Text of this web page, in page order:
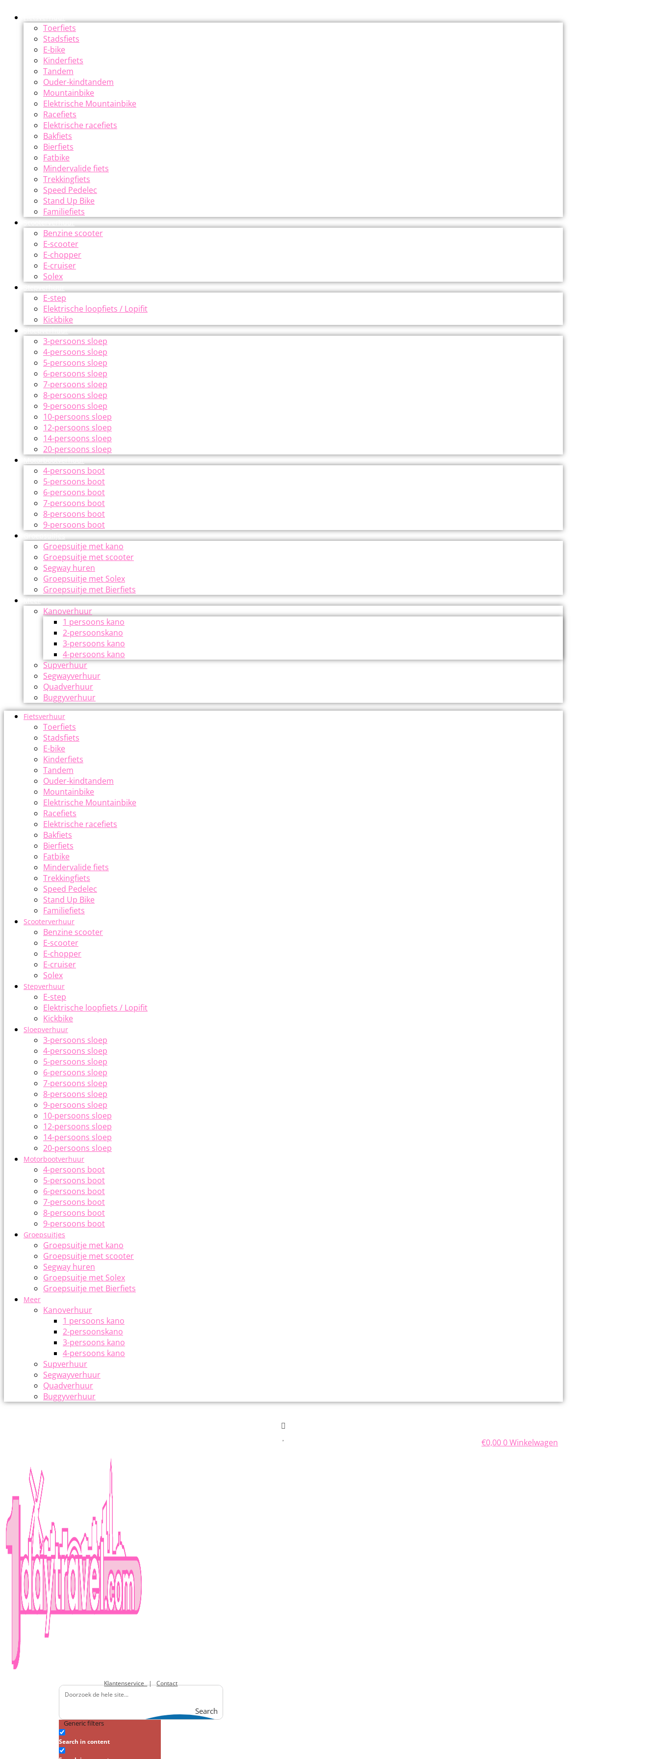
Toerfiets
Stadsfiets
E-bike
Kinderfiets
Tandem
Ouder-kindtandem
Mountainbike
Elektrische Mountainbike
Racefiets
Elektrische racefiets
Bakfiets
Bierfiets
Fatbike
Mindervalide fiets
Trekkingfiets
Speed Pedelec
Stand Up Bike
Familiefiets
Scooterverhuur
Benzine scooter
E-scooter
E-chopper
E-cruiser
Solex
Stepverhuur
E-step
Elektrische loopfiets / Lopifit
Kickbike
Sloepverhuur
3-persoons sloep
4-persoons sloep
5-persoons sloep
6-persoons sloep
7-persoons sloep
8-persoons sloep
9-persoons sloep
10-persoons sloep
12-persoons sloep
14-persoons sloep
20-persoons sloep
Motorbootverhuur
4-persoons boot
5-persoons boot
6-persoons boot
7-persoons boot
8-persoons boot
9-persoons boot
Groepsuitjes
Groepsuitje met kano
Groepsuitje met scooter
Segway huren
Groepsuitje met Solex
Groepsuitje met Bierfiets
Meer
Kanoverhuur
1 persoons kano
2-persoonskano
3-persoons kano
4-persoons kano
Supverhuur
Segwayverhuur
Quadverhuur
Buggyverhuur
Fietsverhuur
Toerfiets
Stadsfiets
E-bike
Kinderfiets
Tandem
Ouder-kindtandem
Mountainbike
Elektrische Mountainbike
Racefiets
Elektrische racefiets
Bakfiets
Bierfiets
Fatbike
Mindervalide fiets
Trekkingfiets
Speed Pedelec
Stand Up Bike
Familiefiets
Scooterverhuur
Benzine scooter
E-scooter
E-chopper
E-cruiser
Solex
Stepverhuur
E-step
Elektrische loopfiets / Lopifit
Kickbike
Sloepverhuur
3-persoons sloep
4-persoons sloep
5-persoons sloep
6-persoons sloep
7-persoons sloep
8-persoons sloep
9-persoons sloep
10-persoons sloep
12-persoons sloep
14-persoons sloep
20-persoons sloep
Motorbootverhuur
4-persoons boot
5-persoons boot
6-persoons boot
7-persoons boot
8-persoons boot
9-persoons boot
Groepsuitjes
Groepsuitje met kano
Groepsuitje met scooter
Segway huren
Groepsuitje met Solex
Groepsuitje met Bierfiets
Meer
Kanoverhuur
1 persoons kano
2-persoonskano
3-persoons kano
4-persoons kano
Supverhuur
Segwayverhuur
Quadverhuur
Buggyverhuur
€0,000Winkelwagen
Klantenservice|Contact
Search
Generic filters
Search in content